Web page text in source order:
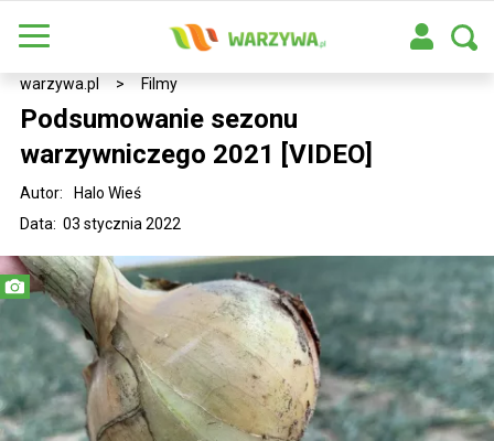
warzywa.pl > Filmy
Podsumowanie sezonu
warzywniczego 2021 [VIDEO]
Data: 03 stycznia 2022
Autor: Halo Wieś